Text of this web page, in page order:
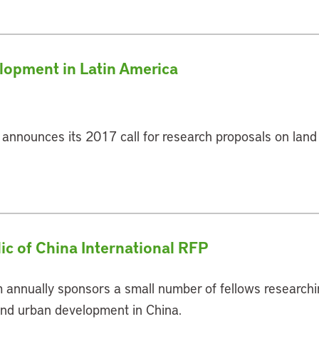
in Latin America
its 2017 call for research proposals on
of China International RFP
sponsors a small number of fellows
urban development in China.